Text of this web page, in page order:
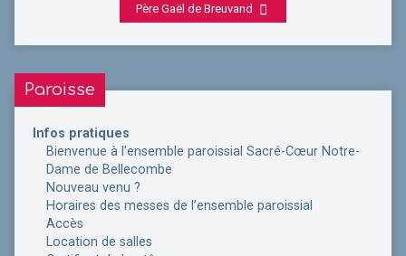
Père Gaël de Breuvand
Paroisse
Infos pratiques
Bienvenue à l’ensemble paroissial Sacré-Cœur Notre-
Dame de Bellecombe
Nouveau venu ?
Horaires des messes de l’ensemble paroissial
Accès
Location de salles